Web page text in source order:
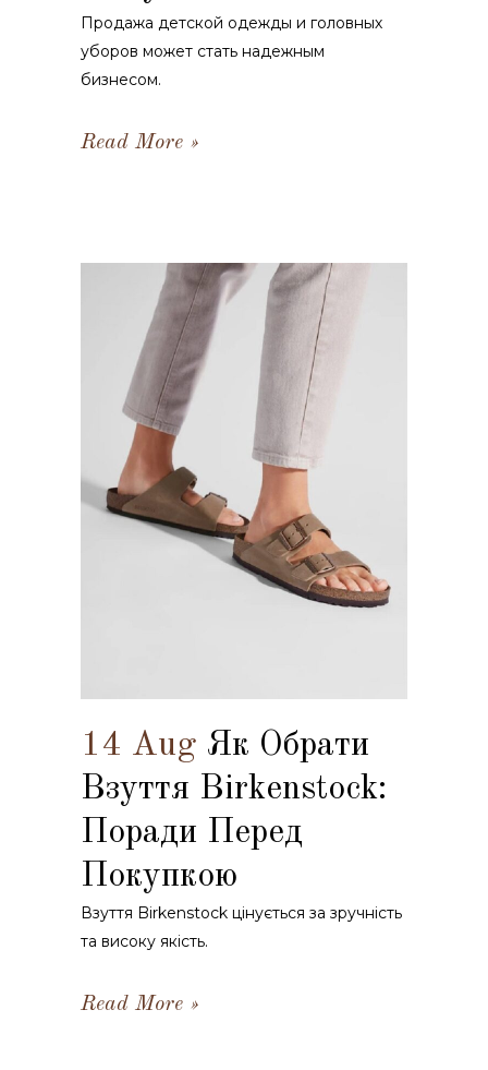
Продажа детской одежды и головных
уборов может стать надежным
бизнесом.
Read More
14 Aug Як Обрати
Взуття Birkenstock:
Поради Перед
Покупкою
Взуття Birkenstock цінується за зручність
та високу якість.
Read More